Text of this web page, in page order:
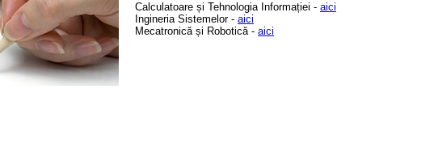
Calculatoare și Tehnologia Informației - aici
Ingineria Sistemelor - aici
Mecatronică și Robotică - aici